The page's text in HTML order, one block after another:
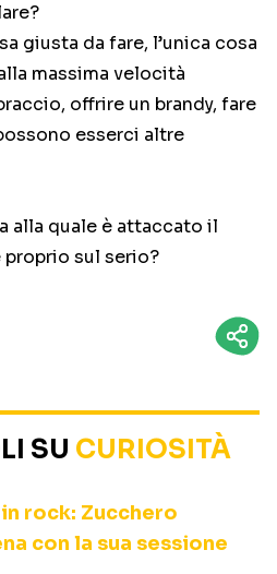
giusta da fare, l’unica cosa
massima velocità
offrire un brandy, fare
esserci altre
alla quale è attaccato il
proprio sul serio?
SU CURIOSITÀ
rock: Zucchero
con la sua sessione